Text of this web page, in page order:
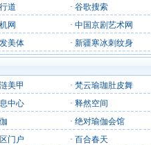
道 · 谷歌搜索
网 · 中国京剧艺术网
美体 · 新疆寒冰刺纹身
美甲 · 梵云瑜珈肚皮舞
中心 · 释然空间
· 绝对瑜伽会馆
门户 · 百合春天